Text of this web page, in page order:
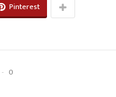
Pinterest
0